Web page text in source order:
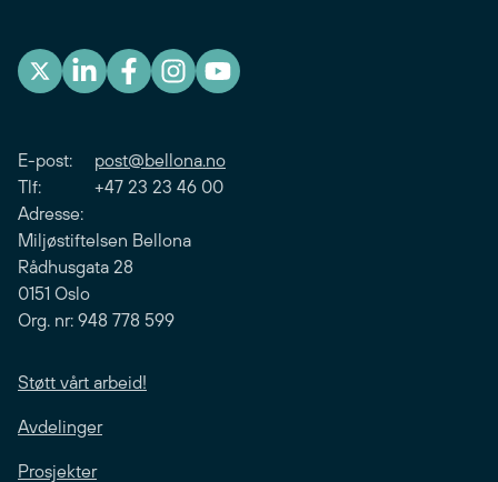
E-post: post@bellona.no
Tlf: +47 23 23 46 00
Adresse:
Miljøstiftelsen Bellona
Rådhusgata 28
0151 Oslo
Org. nr: 948 778 599
Støtt vårt arbeid!
Avdelinger
Prosjekter